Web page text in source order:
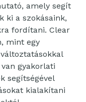
amely segít
ki a szokásaink,
fordítani. Clear
mint egy
gyakorlati
segítségével
kialakítani